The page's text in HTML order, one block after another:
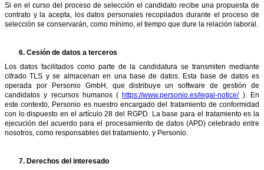
Si en el curso del proceso de selección el candidato recibe una propuesta de
contrato y la acepta, los datos personales recopilados durante el proceso de
selección se conservarán, como mínimo, el tiempo que dure la relación laboral.
6. Cesión de datos a terceros
Los datos facilitados como parte de la candidatura se transmiten mediante
cifrado TLS y se almacenan en una base de datos. Esta base de datos es
operada por Personio GmbH, que distribuye un software de gestión de
candidatos y recursos humanos (https://www.personio.es/legal-notice/). En
este contexto, Personio es nuestro encargado del tratamiento de conformidad
con lo dispuesto en el artículo 28 del RGPD. La base para el tratamiento es la
ejecución del acuerdo para el procesamiento de datos (APD) celebrado entre
nosotros, como responsables del tratamiento, y Personio.
7. Derechos del interesado